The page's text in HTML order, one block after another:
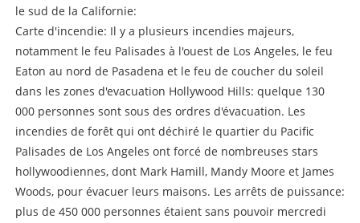
le sud de la Californie:
Carte d'incendie: Il y a plusieurs incendies majeurs,
notamment le feu Palisades à l'ouest de Los Angeles, le feu
Eaton au nord de Pasadena et le feu de coucher du soleil
dans les zones d'evacuation Hollywood Hills: quelque 130
000 personnes sont sous des ordres d'évacuation. Les
incendies de forêt qui ont déchiré le quartier du Pacific
Palisades de Los Angeles ont forcé de nombreuses stars
hollywoodiennes, dont Mark Hamill, Mandy Moore et James
Woods, pour évacuer leurs maisons. Les arrêts de puissance:
plus de 450 000 personnes étaient sans pouvoir mercredi